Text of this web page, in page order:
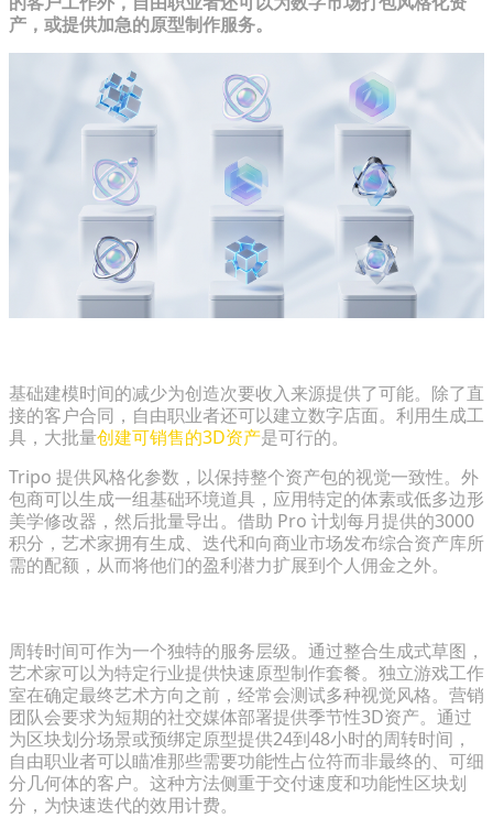
产，或提供加急的原型制作服务。
基础建模时间的减少为创造次要收入来源提供了可能。除了直
接的客户合同，自由职业者还可以建立数字店面。利用生成工
具，大批量创建可销售的3D资产是可行的。
Tripo 提供风格化参数，以保持整个资产包的视觉一致性。外
包商可以生成一组基础环境道具，应用特定的体素或低多边形
美学修改器，然后批量导出。借助 Pro 计划每月提供的3000
积分，艺术家拥有生成、迭代和向商业市场发布综合资产库所
需的配额，从而将他们的盈利潜力扩展到个人佣金之外。
周转时间可作为一个独特的服务层级。通过整合生成式草图，
艺术家可以为特定行业提供快速原型制作套餐。独立游戏工作
室在确定最终艺术方向之前，经常会测试多种视觉风格。营销
团队会要求为短期的社交媒体部署提供季节性3D资产。通过
为区块划分场景或预绑定原型提供24到48小时的周转时间，
自由职业者可以瞄准那些需要功能性占位符而非最终的、可细
分几何体的客户。这种方法侧重于交付速度和功能性区块划
分，为快速迭代的效用计费。